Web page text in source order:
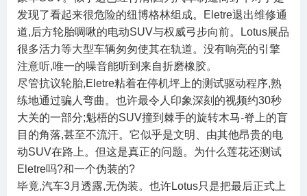
发现了看起来很危险的纽博格林组成。Eletre退出维修通
道,后方轮胎啁啾的电动SUV与权威弓步向前。Lotus展品
很多活力等大型车辆匆匆使其在轨道。没有响亮的引擎
注意听,唯一的噪音能听到来自折磨橡胶。
尽管抗议轮胎,Eletre粘着在停机坪上的测试驱动程序,熟
练地通过骗人弯曲。也许最令人印象深刻的视频约30秒
大关的一部分;魁梧的SUV撞到棘手的旋转木马-脊上的盲
目的角落,甚至不流汗。它似乎是文明、由其他昂贵的电
动SUV在路上。但这是真正的问题。为什么莲花还测试
Eletre吗?和一个伪装的?
毕竟,汽车3月透露,无伪装。也许Lotus只是把最后正式上